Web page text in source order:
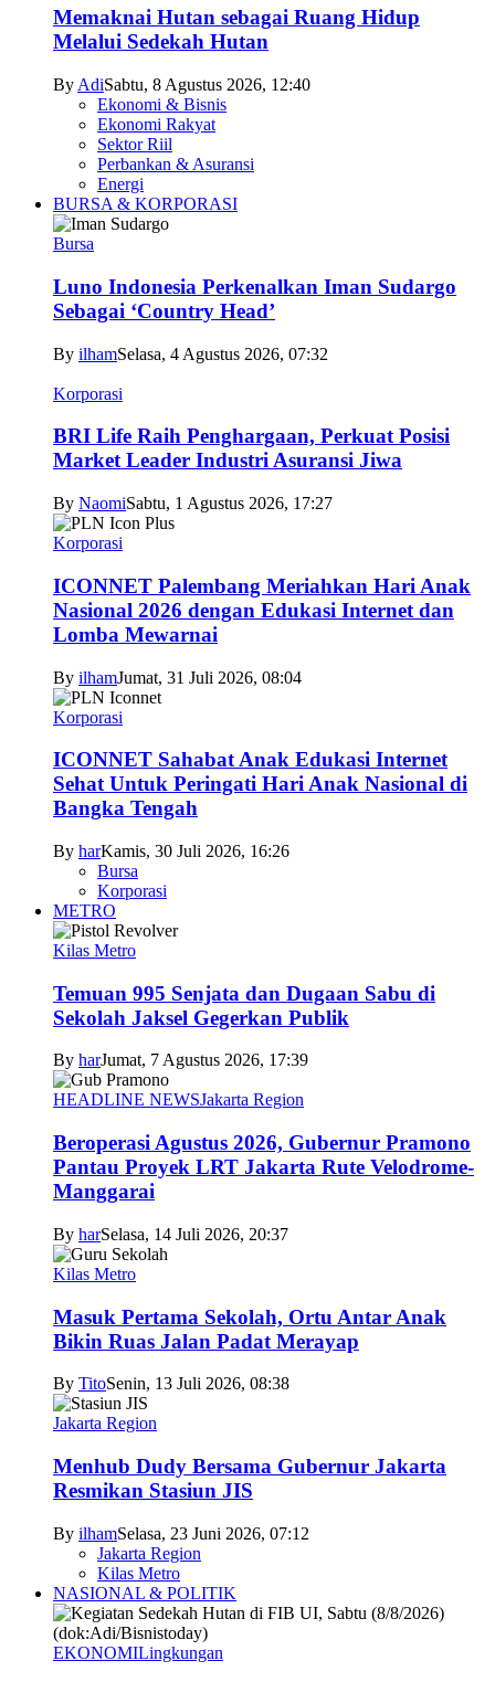
Memaknai Hutan sebagai Ruang Hidup
Melalui Sedekah Hutan
By AdiSabtu, 8 Agustus 2026, 12:40
Ekonomi & Bisnis
Ekonomi Rakyat
Sektor Riil
Perbankan & Asuransi
Energi
BURSA & KORPORASI
Bursa
Luno Indonesia Perkenalkan Iman Sudargo
Sebagai ‘Country Head’
By ilhamSelasa, 4 Agustus 2026, 07:32
Korporasi
BRI Life Raih Penghargaan, Perkuat Posisi
Market Leader Industri Asuransi Jiwa
By NaomiSabtu, 1 Agustus 2026, 17:27
Korporasi
ICONNET Palembang Meriahkan Hari Anak
Nasional 2026 dengan Edukasi Internet dan
Lomba Mewarnai
By ilhamJumat, 31 Juli 2026, 08:04
Korporasi
ICONNET Sahabat Anak Edukasi Internet
Sehat Untuk Peringati Hari Anak Nasional di
Bangka Tengah
By harKamis, 30 Juli 2026, 16:26
Bursa
Korporasi
METRO
Kilas Metro
Temuan 995 Senjata dan Dugaan Sabu di
Sekolah Jaksel Gegerkan Publik
By harJumat, 7 Agustus 2026, 17:39
HEADLINE NEWSJakarta Region
Beroperasi Agustus 2026, Gubernur Pramono
Pantau Proyek LRT Jakarta Rute Velodrome-
Manggarai
By harSelasa, 14 Juli 2026, 20:37
Kilas Metro
Masuk Pertama Sekolah, Ortu Antar Anak
Bikin Ruas Jalan Padat Merayap
By TitoSenin, 13 Juli 2026, 08:38
Jakarta Region
Menhub Dudy Bersama Gubernur Jakarta
Resmikan Stasiun JIS
By ilhamSelasa, 23 Juni 2026, 07:12
Jakarta Region
Kilas Metro
NASIONAL & POLITIK
EKONOMILingkungan